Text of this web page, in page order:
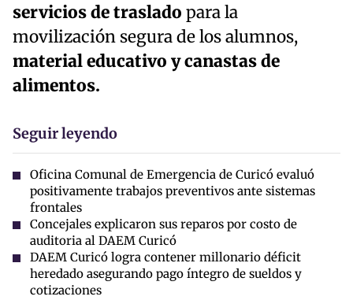
servicios de traslado para la
movilización segura de los alumnos,
material educativo y canastas de
alimentos.
Seguir leyendo
Oficina Comunal de Emergencia de Curicó evaluó
positivamente trabajos preventivos ante sistemas
frontales
Concejales explicaron sus reparos por costo de
auditoria al DAEM Curicó
DAEM Curicó logra contener millonario déficit
heredado asegurando pago íntegro de sueldos y
cotizaciones